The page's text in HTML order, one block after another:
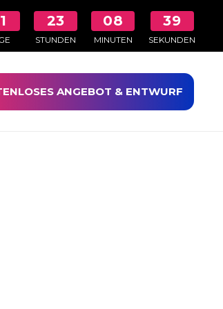
23
STUNDEN
08
MINUTEN
38
SEKUNDEN
öffnen ANGEBOT & ENTWURF